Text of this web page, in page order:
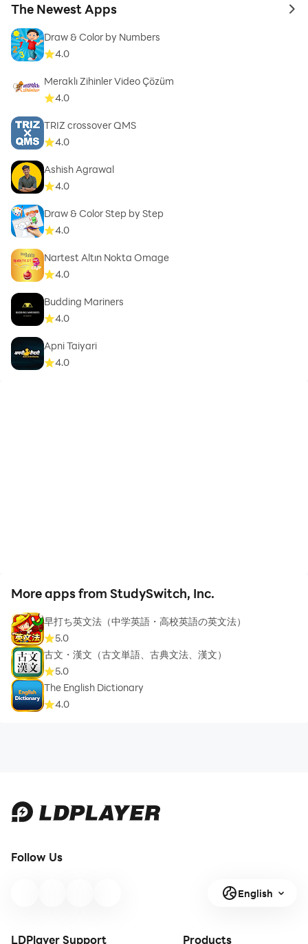
The Newest Apps to
Draw & Color by Numbers
4.0
Meraklı Zihinler Video Çözüm
4.0
TRIZ crossover QMS
4.0
Ashish Agrawal
4.0
Draw & Color Step by Step
4.0
Nartest Altın Nokta Omage
4.0
Budding Mariners
4.0
Apni Taiyari
4.0
More apps from StudySwitch, Inc.
早打ち英文法（中学英語・高校英語の英文法）
5.0
古文・漢文（古文単語、古典文法、漢文）
5.0
The English Dictionary
4.0
Follow Us
English
LDPlayer Support Products